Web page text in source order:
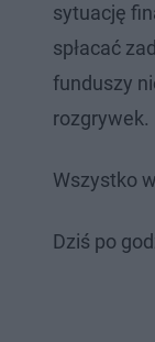
sytuację
spłacać
funduszy
rozgrywek.
Wszystko
Dziś po